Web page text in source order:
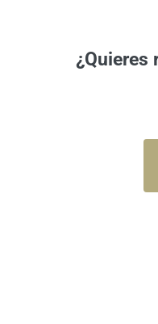
¿Quieres